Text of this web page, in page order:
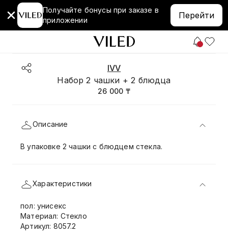
Получайте бонусы при заказе в
приложении
Перейти
IVV
Набор 2 чашки + 2 блюдца
26 000 ₸
Описание
В упаковке 2 чашки с блюдцем стекла.
Характеристики
пол: унисекс
Материал: Стекло
Артикул: 8057.2